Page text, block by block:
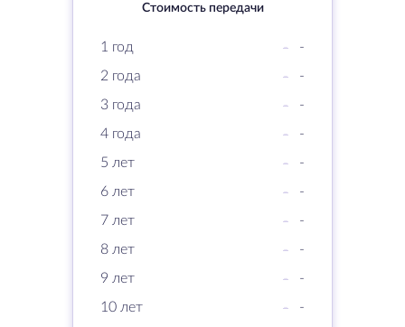
Стоимость передачи
1 год -
-
2 года
-
-
3 года
-
-
4 года
-
-
5 лет
-
-
6 лет
-
-
7 лет
-
-
8 лет
-
-
9 лет
-
-
10 лет
- -